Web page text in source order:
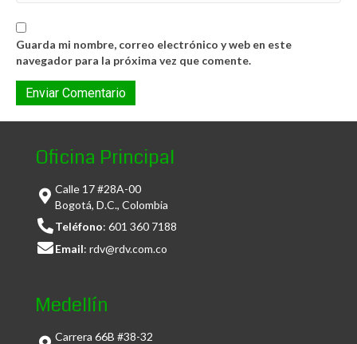
Guarda mi nombre, correo electrónico y web en este
navegador para la próxima vez que comente.
Oficina Principal
Calle 17 #28A-00
Bogotá, D.C., Colombia
Teléfono: 601 360 7188
Email: rdv@rdv.com.co
Medellín
Carrera 66B #38-32